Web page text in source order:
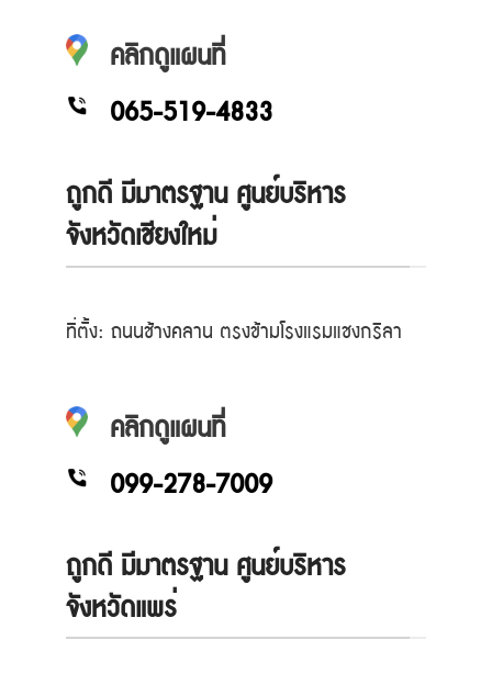
คลิกดูแผนที่
065-519-4833
ถูกดี มีมาตรฐาน ศูนย์บริหาร
จังหวัดเชียงใหม่
ที่ตั้ง: ถนนช้างคลาน ตรงข้ามโรงแรมแชงกรีลา
คลิกดูแผนที่
099-278-7009
ถูกดี มีมาตรฐาน ศูนย์บริหาร
จังหวัดแพร่